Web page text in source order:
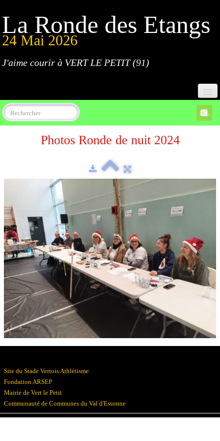
La Ronde des Etangs
24 Mai 2026
J'aime courir à VERT LE PETIT (91)
Accueil
Programme
Parcours
Résultats
Devenez bénévoles
Partenaires
Photos▼
Photos Ronde de nuit 2024
Site du Stade Vertois Athlétisme
Fondation ARSEP
Mairie de Vert le Petit
Communauté de Communes du Val d'Essonne